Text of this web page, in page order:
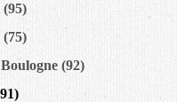
(95)
(92)